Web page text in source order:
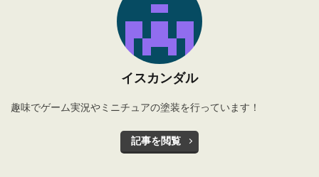
イスカンダル
趣味でゲーム実況やミニチュアの塗装を行っています！
記事を閲覧